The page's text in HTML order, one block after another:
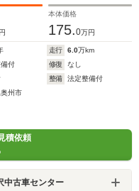
本体価格
175.0万円
走行 6.0万km
付 修復
なし
整備
法定整備付
州市
積依頼
中古車センター